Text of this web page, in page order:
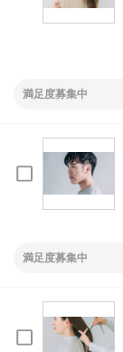
満足度募集中
満足度募集中